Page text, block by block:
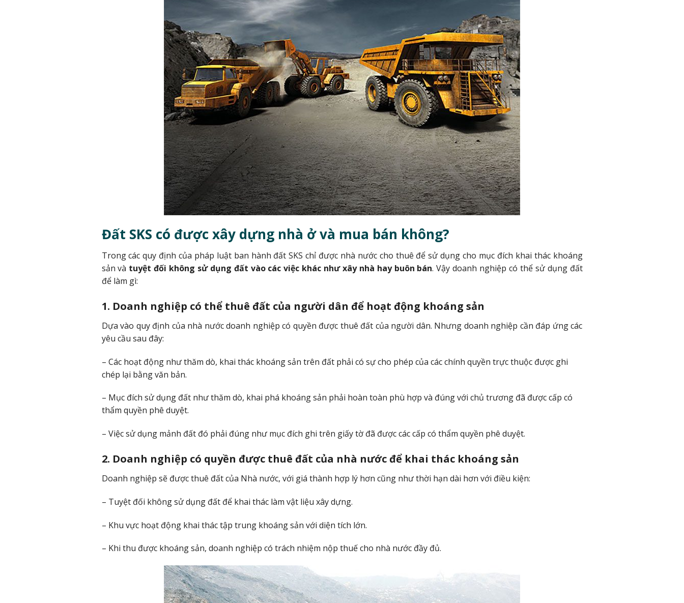
Đất SKS có được xây dựng nhà ở và mua bán không?
Trong các quy định của pháp luật ban hành đất SKS chỉ được nhà nước cho thuê để sử dụng cho mục đích khai thác khoáng
sản và tuyệt đối không sử dụng đất vào các việc khác như xây nhà hay buôn bán. Vậy doanh nghiệp có thể sử dụng đất
để làm gì:
1. Doanh nghiệp có thể thuê đất của người dân để hoạt động khoáng sản
Dựa vào quy định của nhà nước doanh nghiệp có quyền được thuê đất của người dân. Nhưng doanh nghiệp cần đáp ứng các
yêu cầu sau đây:
– Các hoạt động như thăm dò, khai thác khoáng sản trên đất phải có sự cho phép của các chính quyền trực thuộc được ghi
chép lại bằng văn bản.
– Mục đích sử dụng đất như thăm dò, khai phá khoáng sản phải hoàn toàn phù hợp và đúng với chủ trương đã được cấp có
thẩm quyền phê duyệt.
– Việc sử dụng mảnh đất đó phải đúng như mục đích ghi trên giấy tờ đã được các cấp có thẩm quyền phê duyệt.
2. Doanh nghiệp có quyền được thuê đất của nhà nước để khai thác khoáng sản
Doanh nghiệp sẽ được thuê đất của Nhà nước, với giá thành hợp lý hơn cũng như thời hạn dài hơn với điều kiện:
– Tuyệt đối không sử dụng đất để khai thác làm vật liệu xây dựng.
– Khu vực hoạt động khai thác tập trung khoáng sản với diện tích lớn.
– Khi thu được khoáng sản, doanh nghiệp có trách nhiệm nộp thuế cho nhà nước đầy đủ.